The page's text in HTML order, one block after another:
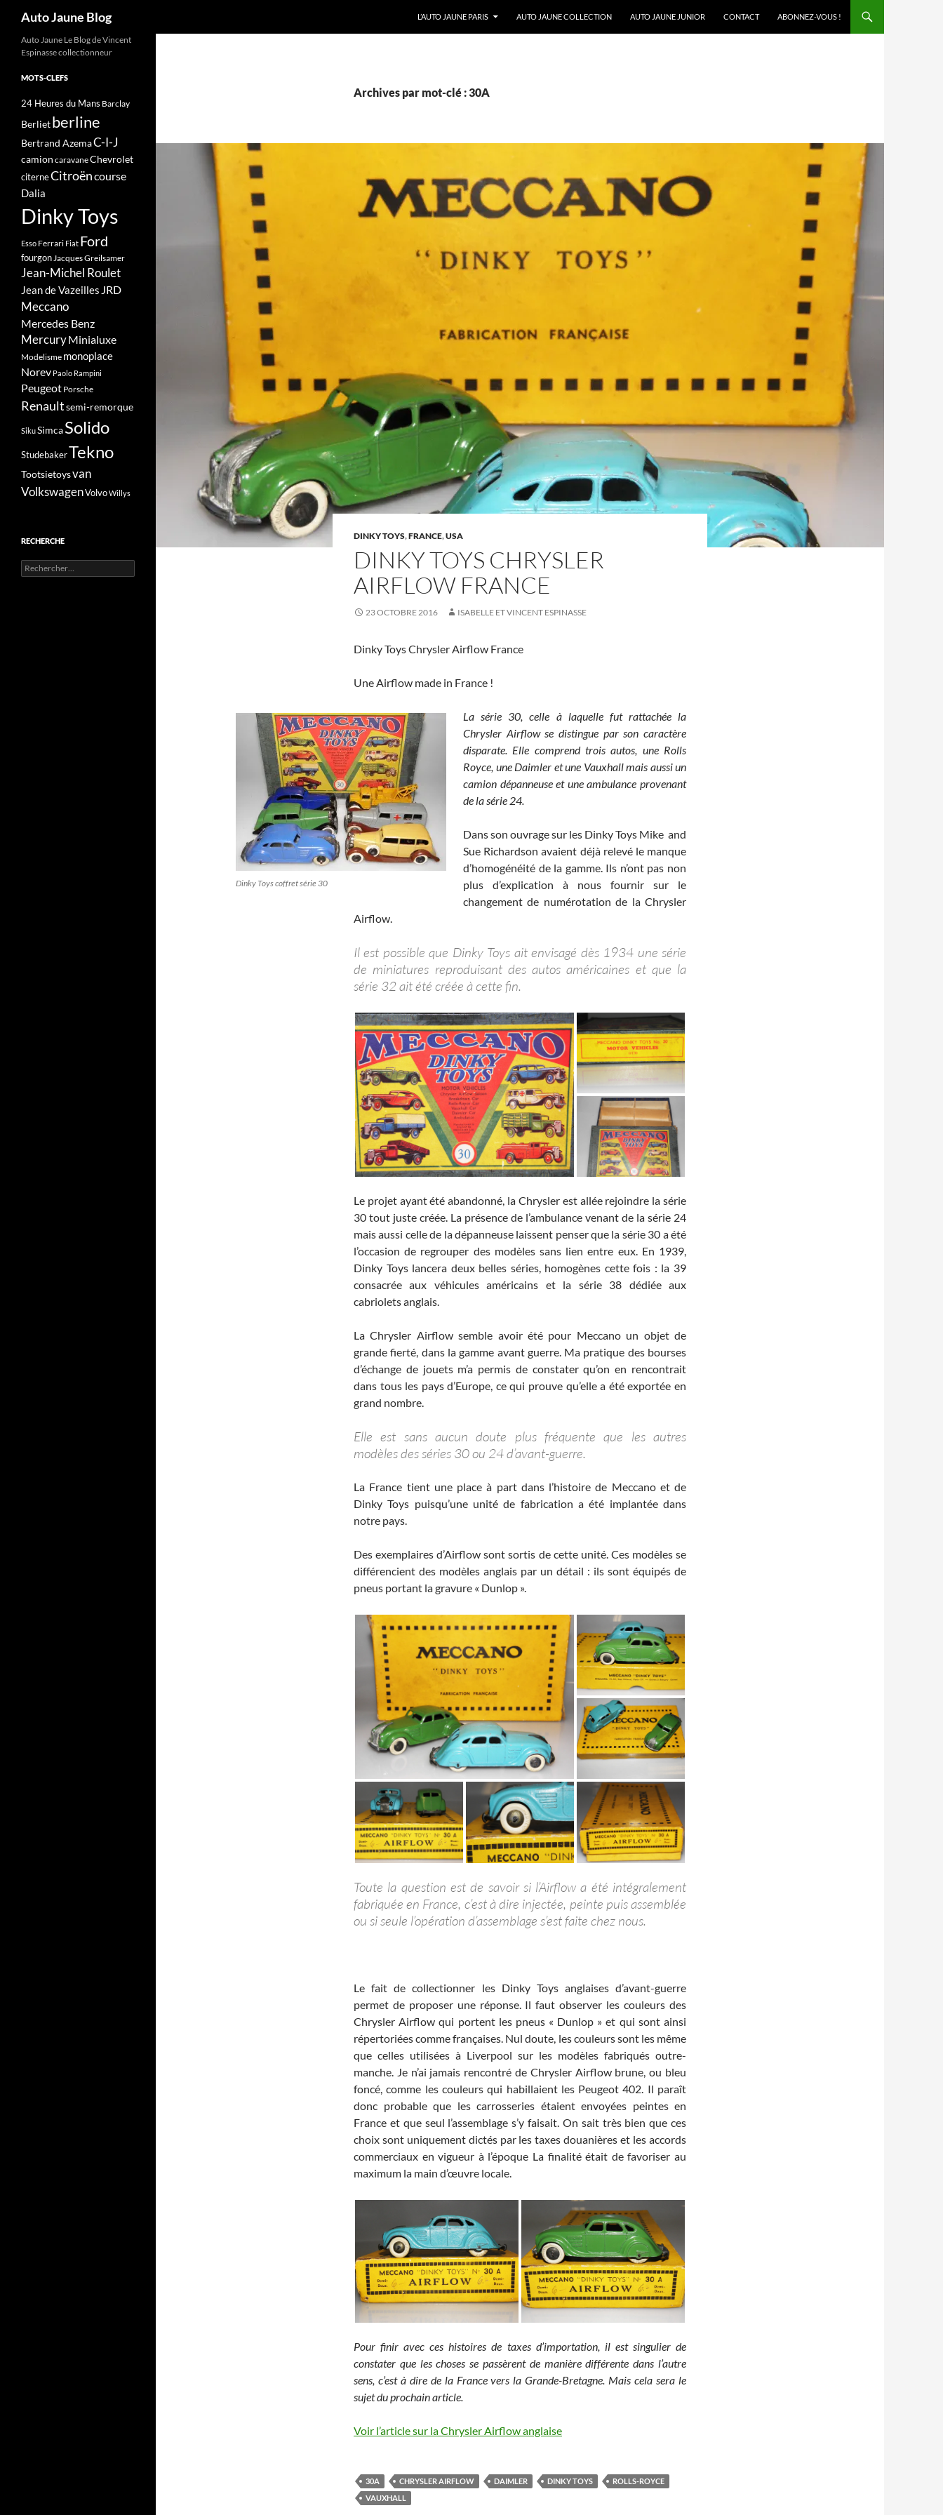
Auto Jaune Blog
L’AUTO JAUNE PARIS
AUTO JAUNE COLLECTION AUTO JAUNE JUNIOR CONTACT ABONNEZ-VOUS !
Archives par mot-clé : 30A
DINKY TOYS,FRANCE,USA
DINKY TOYS CHRYSLER
AIRFLOW FRANCE
23 OCTOBRE 2016 ISABELLE ET VINCENT ESPINASSE
Dinky Toys Chrysler Airflow France
Une Airflow made in France !
Dinky Toys coffret série 30
La série 30, celle à laquelle fut rattachée la
Chrysler Airflow se distingue par son caractère
disparate. Elle comprend trois autos, une Rolls
Royce, une Daimler et une Vauxhall mais aussi un
camion dépanneuse et une ambulance provenant
de la série 24.
Dans son ouvrage sur les Dinky Toys Mike and
Sue Richardson avaient déjà relevé le manque
d’homogénéité de la gamme. Ils n’ont pas non
plus d’explication à nous fournir sur le
changement de numérotation de la Chrysler
Airflow.
Il est possible que Dinky Toys ait envisagé dès 1934 une série
de miniatures reproduisant des autos américaines et que la
série 32 ait été créée à cette fin.
Le projet ayant été abandonné, la Chrysler est allée rejoindre la série
30 tout juste créée. La présence de l’ambulance venant de la série 24
mais aussi celle de la dépanneuse laissent penser que la série 30 a été
l’occasion de regrouper des modèles sans lien entre eux. En 1939,
Dinky Toys lancera deux belles séries, homogènes cette fois : la 39
consacrée aux véhicules américains et la série 38 dédiée aux
cabriolets anglais.
La Chrysler Airflow semble avoir été pour Meccano un objet de
grande fierté, dans la gamme avant guerre. Ma pratique des bourses
d’échange de jouets m’a permis de constater qu’on en rencontrait
dans tous les pays d’Europe, ce qui prouve qu’elle a été exportée en
grand nombre.
Elle est sans aucun doute plus fréquente que les autres
modèles des séries 30 ou 24 d’avant-guerre.
La France tient une place à part dans l’histoire de Meccano et de
Dinky Toys puisqu’une unité de fabrication a été implantée dans
notre pays.
Des exemplaires d’Airflow sont sortis de cette unité. Ces modèles se
différencient des modèles anglais par un détail : ils sont équipés de
pneus portant la gravure « Dunlop ».
Toute la question est de savoir si l’Airflow a été intégralement
fabriquée en France, c’est à dire injectée, peinte puis assemblée
ou si seule l’opération d’assemblage s’est faite chez nous.
Le fait de collectionner les Dinky Toys anglaises d’avant-guerre
permet de proposer une réponse. Il faut observer les couleurs des
Chrysler Airflow qui portent les pneus « Dunlop » et qui sont ainsi
répertoriées comme françaises. Nul doute, les couleurs sont les même
que celles utilisées à Liverpool sur les modèles fabriqués outre-
manche. Je n’ai jamais rencontré de Chrysler Airflow brune, ou bleu
foncé, comme les couleurs qui habillaient les Peugeot 402. Il paraît
donc probable que les carrosseries étaient envoyées peintes en
France et que seul l’assemblage s’y faisait. On sait très bien que ces
choix sont uniquement dictés par les taxes douanières et les accords
commerciaux en vigueur à l’époque La finalité était de favoriser au
maximum la main d’œuvre locale.
Pour finir avec ces histoires de taxes d’importation, il est singulier de
constater que les choses se passèrent de manière différente dans l’autre
sens, c’est à dire de la France vers la Grande-Bretagne. Mais cela sera le
sujet du prochain article.
Voir l’article sur la Chrysler Airflow anglaise
30A CHRYSLER AIRFLOW DAIMLER DINKY TOYS
ROLLS-ROYCE
VAUXHALL
Auto Jaune Le Blog de Vincent
Espinasse collectionneur
MOTS-CLEFS
24 Heures du Mans Barclay
Berlietberline
Bertrand AzemaC-I-J
camion caravaneChevrolet
citerneCitroëncourse
Dalia
Dinky Toys
Esso Ferrari Fiat Ford
fourgonJacques Greilsamer
Jean-Michel Roulet
Jean de Vazeilles JRD
Meccano
Mercedes Benz
MercuryMinialuxe
Modelisme monoplace
Norev Paolo Rampini
Peugeot Porsche
Renaultsemi-remorque
SikuSimcaSolido
StudebakerTekno
Tootsietoysvan
VolkswagenVolvoWillys
RECHERCHE
Rechercher :